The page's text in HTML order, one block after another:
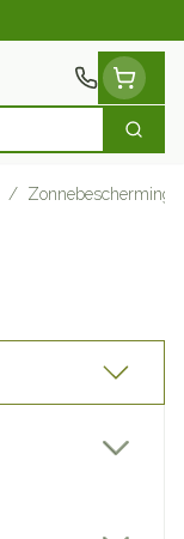
Zoek
/ Zonnebescherming